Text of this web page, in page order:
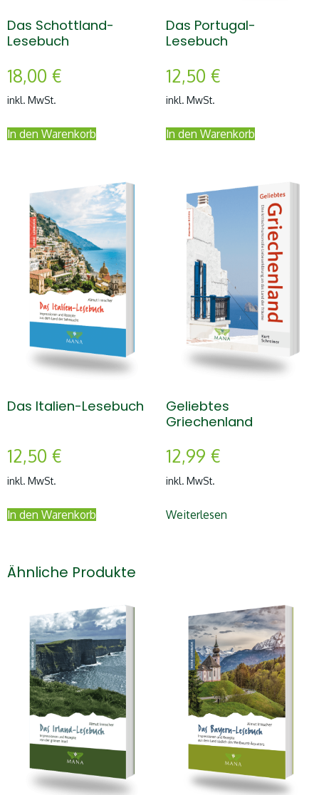
Das Schottland-
Lesebuch
18,00 €
inkl. MwSt.
In den Warenkorb
Das Portugal-
Lesebuch
12,50 €
inkl. MwSt.
In den Warenkorb
Das Italien-Lesebuch
12,50 €
inkl. MwSt.
In den Warenkorb
Geliebtes
Griechenland
12,99 €
inkl. MwSt.
Weiterlesen
Ähnliche Produkte